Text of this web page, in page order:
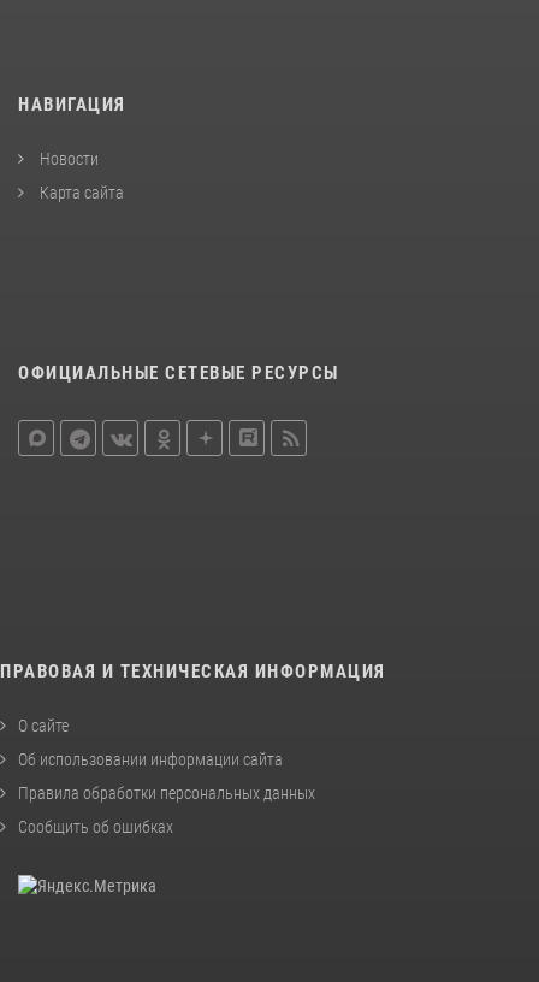
НАВИГАЦИЯ
Новости
Карта сайта
ОФИЦИАЛЬНЫЕ СЕТЕВЫЕ РЕСУРСЫ
ПРАВОВАЯ И ТЕХНИЧЕСКАЯ ИНФОРМАЦИЯ
О сайте
Об использовании информации сайта
Правила обработки персональных данных
Сообщить об ошибках